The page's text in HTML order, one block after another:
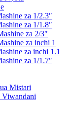
za 1/2.3″
za 1/1.8″
za 2/3″
za inchi 1
za inchi 1.1
za 1/1.7″
Mistari
Viwandani